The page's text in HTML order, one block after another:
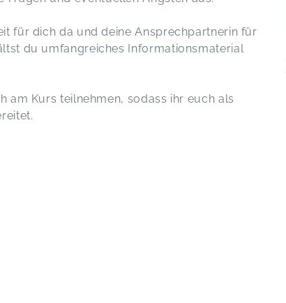
für dich da und deine Ansprechpartnerin für
du umfangreiches Informationsmaterial
am Kurs teilnehmen, sodass ihr euch als